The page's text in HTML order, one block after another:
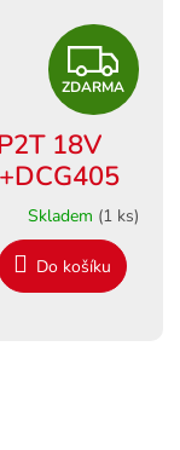
Z
D
A
R
M
ZDARMA
18V
Skladem (1 ks)
Do košíku